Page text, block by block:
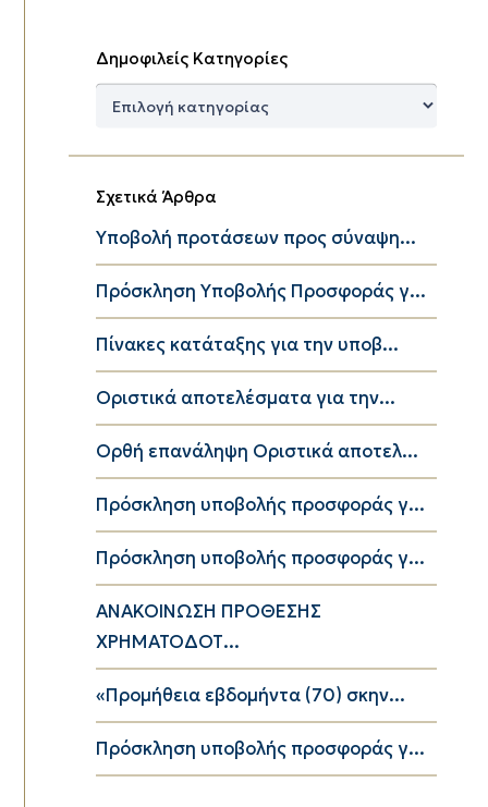
Δημοφιλείς Κατηγορίες
Δημοφιλείς
Σχετικά Άρθρα
Υποβολή προτάσεων προς σύναψη...
Πρόσκληση Υποβολής Προσφοράς γ...
Πίνακες κατάταξης για την υποβ...
Οριστικά αποτελέσματα για την...
Ορθή επανάληψη Οριστικά αποτελ...
Πρόσκληση υποβολής προσφοράς γ...
Πρόσκληση υποβολής προσφοράς γ...
ΑΝΑΚΟΙΝΩΣΗ ΠΡΟΘΕΣΗΣ
ΧΡΗΜΑΤΟΔΟΤ...
«Προμήθεια εβδομήντα (70) σκην...
Πρόσκληση υποβολής προσφοράς γ...